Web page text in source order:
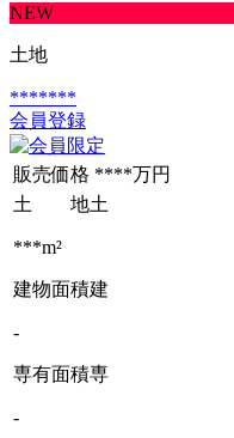
NEW
土地
*******
会員登録
販売価格 ****万円
土 地土
***m²
建物面積建
-
専有面積専
-